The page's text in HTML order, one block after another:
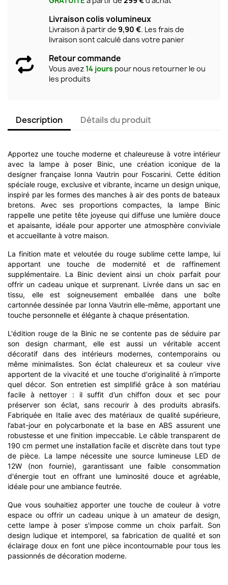
Livraison colis volumineux
Livraison à partir de 9,90 €. Les frais de
livraison sont calculé dans votre panier
Retour commande
Vous avez14 jours pour nous retourner le ou
les produits
Description Détails du produit
Apportez une touche moderne et chaleureuse à votre intérieur
avec la lampe à poser Binic, une création iconique de la
designer française Ionna Vautrin pour Foscarini. Cette édition
spéciale rouge, exclusive et vibrante, incarne un design unique,
inspiré par les formes des manches à air des ponts de bateaux
bretons. Avec ses proportions compactes, la lampe Binic
rappelle une petite tête joyeuse qui diffuse une lumière douce
et apaisante, idéale pour apporter une atmosphère conviviale
et accueillante à votre maison.
La finition mate et veloutée du rouge sublime cette lampe, lui
apportant une touche de modernité et de raffinement
supplémentaire. La Binic devient ainsi un choix parfait pour
offrir un cadeau unique et surprenant. Livrée dans un sac en
tissu, elle est soigneusement emballée dans une boîte
cartonnée dessinée par Ionna Vautrin elle-même, apportant une
touche personnelle et élégante à chaque présentation.
L'édition rouge de la Binic ne se contente pas de séduire par
son design charmant, elle est aussi un véritable accent
décoratif dans des intérieurs modernes, contemporains ou
même minimalistes. Son éclat chaleureux et sa couleur vive
apportent de la vivacité et une touche d'originalité à n’importe
quel décor. Son entretien est simplifié grâce à son matériau
facile à nettoyer : il suffit d’un chiffon doux et sec pour
préserver son éclat, sans recourir à des produits abrasifs.
Fabriquée en Italie avec des matériaux de qualité supérieure,
l’abat-jour en polycarbonate et la base en ABS assurent une
robustesse et une finition impeccable. Le câble transparent de
190 cm permet une installation facile et discrète dans tout type
de pièce. La lampe nécessite une source lumineuse LED de
12W (non fournie), garantissant une faible consommation
d'énergie tout en offrant une luminosité douce et agréable,
idéale pour une ambiance feutrée.
Que vous souhaitiez apporter une touche de couleur à votre
espace ou offrir un cadeau unique à un amateur de design,
cette lampe à poser s'impose comme un choix parfait. Son
design ludique et intemporel, sa fabrication de qualité et son
éclairage doux en font une pièce incontournable pour tous les
passionnés de décoration moderne.